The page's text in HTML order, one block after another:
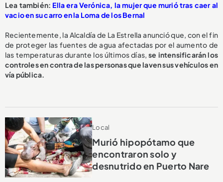
Lea también: Ella era Verónica, la mujer que murió tras caer al
vacio en su carro en la Loma de los Bernal
Recientemente, la Alcaldía de La Estrella anunció que, con el fin
de proteger las fuentes de agua afectadas por el aumento de
las temperaturas durante los últimos días, se intensificarán los
controles en contra de las personas que laven sus vehículos en
vía pública.
Local
Murió hipopótamo que
encontraron solo y
desnutrido en Puerto Nare